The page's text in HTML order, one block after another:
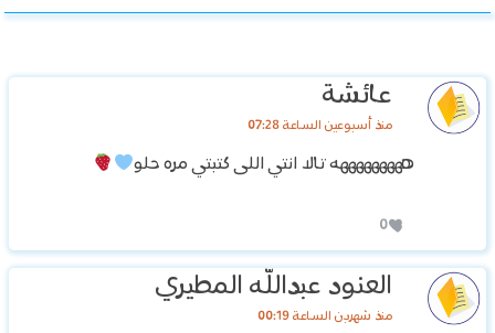
عائشة
منذ أسبوعين الساعة 07:28
هههههههههه تالا انتي اللى كتبتي مره حلو
0
العنود عبدالله المطيري
منذ شهرين الساعة 00:19